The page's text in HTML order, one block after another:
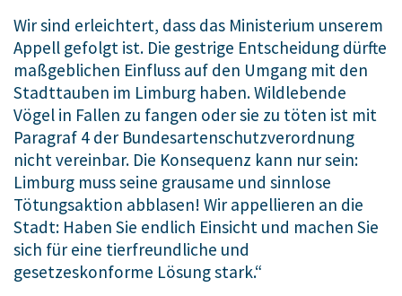
Wir sind erleichtert, dass das Ministerium unserem
Appell gefolgt ist. Die gestrige Entscheidung dürfte
maßgeblichen Einfluss auf den Umgang mit den
Stadttauben im Limburg haben. Wildlebende
Vögel in Fallen zu fangen oder sie zu töten ist mit
Paragraf 4 der Bundesartenschutzverordnung
nicht vereinbar. Die Konsequenz kann nur sein:
Limburg muss seine grausame und sinnlose
Tötungsaktion abblasen! Wir appellieren an die
Stadt: Haben Sie endlich Einsicht und machen Sie
sich für eine tierfreundliche und
gesetzeskonforme Lösung stark.“